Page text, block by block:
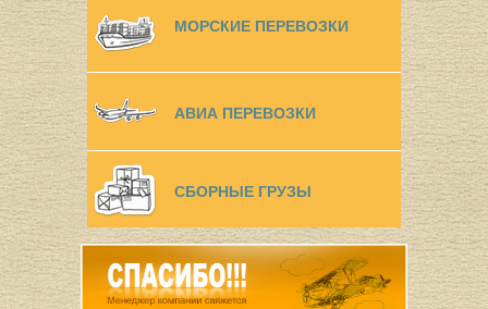
МОРСКИЕ ПЕРЕВОЗКИ
АВИА ПЕРЕВОЗКИ
СБОРНЫЕ ГРУЗЫ